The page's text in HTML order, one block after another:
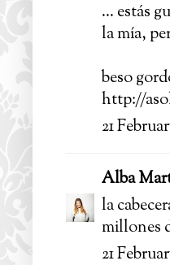
... estás
la mía,
beso
http://
21
Alba
la
millones
21